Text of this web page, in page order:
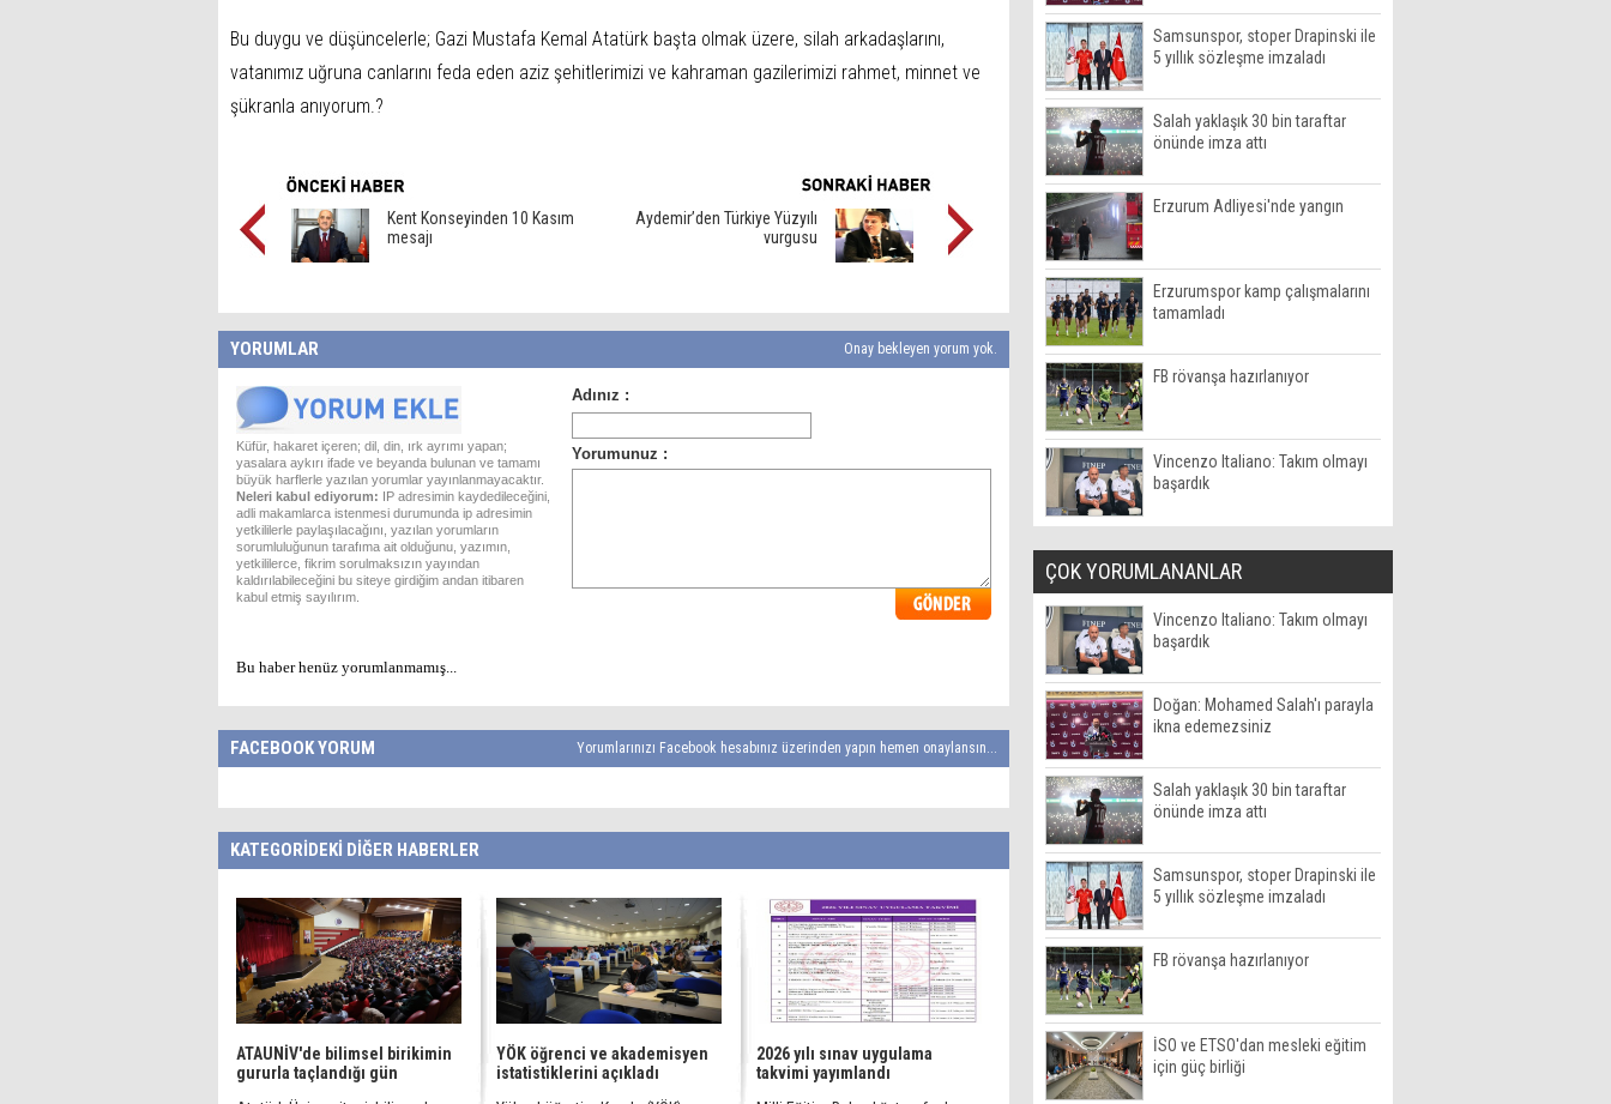
Bu duygu ve düşüncelerle; Gazi Mustafa Kemal Atatürk başta olmak üzere, silah arkadaşlarını,
vatanımız uğruna canlarını feda eden aziz şehitlerimizi ve kahraman gazilerimizi rahmet, minnet ve
şükranla anıyorum.?
Kent Konseyinden 10 Kasım
mesajı
Aydemir’den Türkiye Yüzyılı
vurgusu
YORUMLAR Onay bekleyen yorum yok.
Küfür, hakaret içeren; dil, din, ırk ayrımı yapan;
yasalara aykırı ifade ve beyanda bulunan ve tamamı
büyük harflerle yazılan yorumlar yayınlanmayacaktır.
Neleri kabul ediyorum: IP adresimin kaydedileceğini,
adli makamlarca istenmesi durumunda ip adresimin
yetkililerle paylaşılacağını, yazılan yorumların
sorumluluğunun tarafıma ait olduğunu, yazımın,
yetkililerce, fikrim sorulmaksızın yayından
kaldırılabileceğini bu siteye girdiğim andan itibaren
kabul etmiş sayılırım.
Bu haber henüz yorumlanmamış...
FACEBOOK YORUM Yorumlarınızı Facebook hesabınız üzerinden yapın hemen onaylansın...
KATEGORİDEKİ DİĞER HABERLER
ATAUNİV'de bilimsel birikimin
gururla taçlandığı gün
YÖK öğrenci ve akademisyen
istatistiklerini açıkladı
2026 yılı sınav uygulama
takvimi yayımlandı
Samsunspor, stoper Drapinski ile
5 yıllık sözleşme imzaladı
Salah yaklaşık 30 bin taraftar
önünde imza attı
Erzurum Adliyesi'nde yangın
Erzurumspor kamp çalışmalarını
tamamladı
FB rövanşa hazırlanıyor
Vincenzo Italiano: Takım olmayı
başardık
ÇOK YORUMLANANLAR
Vincenzo Italiano: Takım olmayı
başardık
Doğan: Mohamed Salah'ı parayla
ikna edemezsiniz
Salah yaklaşık 30 bin taraftar
önünde imza attı
Samsunspor, stoper Drapinski ile
5 yıllık sözleşme imzaladı
FB rövanşa hazırlanıyor
İSO ve ETSO'dan mesleki eğitim
için güç birliği